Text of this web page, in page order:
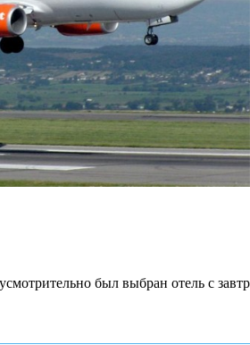
был выбран отель с